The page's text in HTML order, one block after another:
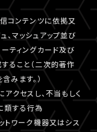
コンテンツに依拠又
、マッシュアップ並び
ーティングカード及び
ること（二次的著作
みます。）
クセスし、不当もしく
類する行為
ワーク機器又はシス